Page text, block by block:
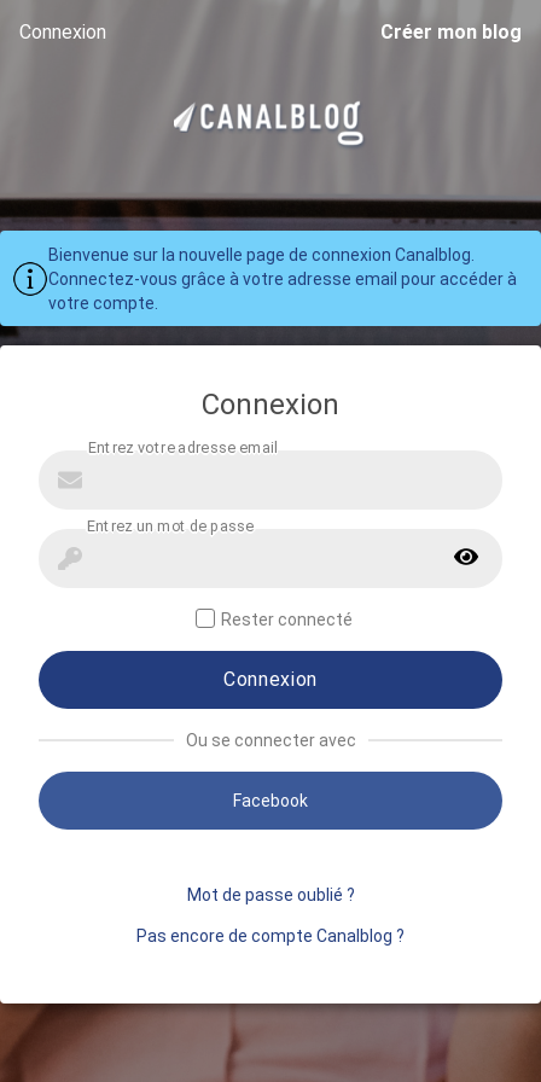
Connexion Créer mon blog
Bienvenue sur la nouvelle page de connexion Canalblog.
Connectez-vous grâce à votre adresse email pour accéder à
votre compte.
Connexion
Rester connecté
Connexion
Ou se connecter avec
Facebook
Mot de passe oublié ?
Pas encore de compte Canalblog ?